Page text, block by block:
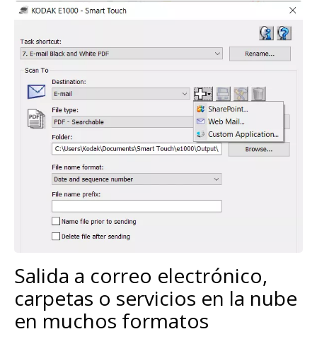
Imagen
Salida a correo electrónico,
carpetas o servicios en la nube
en muchos formatos